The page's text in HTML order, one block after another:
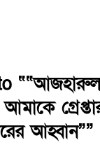
আমাকে
আহ্বান””